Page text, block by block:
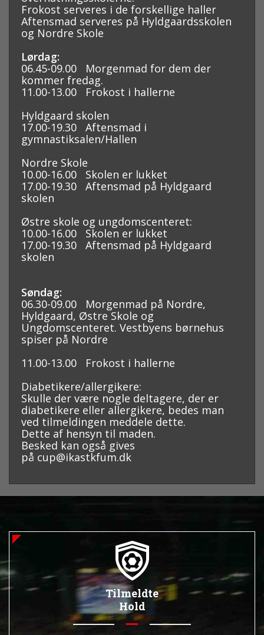
Frokost serveres i de forskellige haller
Aftensmad serveres på Hyldgaardsskolen
og Nordre Skole
Lørdag:
06.45-09.00 Morgenmad for dem der
kommer fredag.
11.00-13.00 Frokost i hallerne
Hyldgaard skolen
17.00-19.30 Aftensmad i
gymnastiksalen/Hallen
Nordre Skole
10.00-16.00 Skolen er lukket
17.00-19.30 Aftensmad på Hyldgaard
skolen
Østre skole og ungdomscenteret:
10.00-16.00 Skolen er lukket
17.00-19.30 Aftensmad på Hyldgaard
skolen
Søndag:
06.30-09.00 Morgenmad på Nordre,
Hyldgaard, Østre Skole og
Ungdomscenteret. Vestbyens børnehus
spiser på Nordre
11.00-13.00 Frokost i hallerne
Diabetikere/allergikere:
Skulle der være nogle deltagere, der er
diabetikere eller allergikere, bedes man
ved tilmeldingen meddele dette.
Dette af hensyn til maden.
Besked kan også gives
på cup@ikastkfum.dk
Tilmeldte
Hold